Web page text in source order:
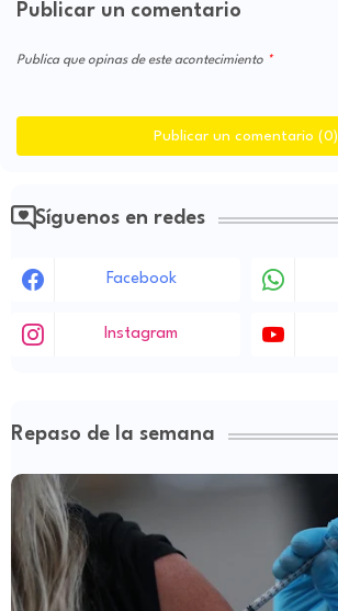
Publicar un comentario
Publica que opinas de este acontecimiento
Publicar un comentario (0)
Síguenos en redes
Facebook
Instagram
Repaso de la semana